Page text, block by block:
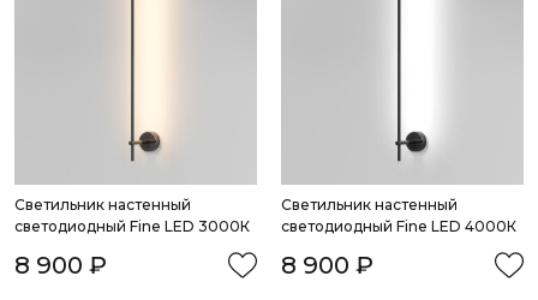
Светильник настенный
светодиодный Fine LED 3000К
8 900 ₽
Светильник настенный
светодиодный Fine LED 4000К
8 900 ₽